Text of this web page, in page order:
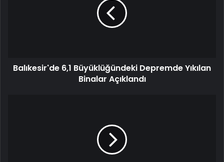
Balıkesir'de 6,1 Büyüklüğündeki Depremde Yıkılan
Binalar Açıklandı